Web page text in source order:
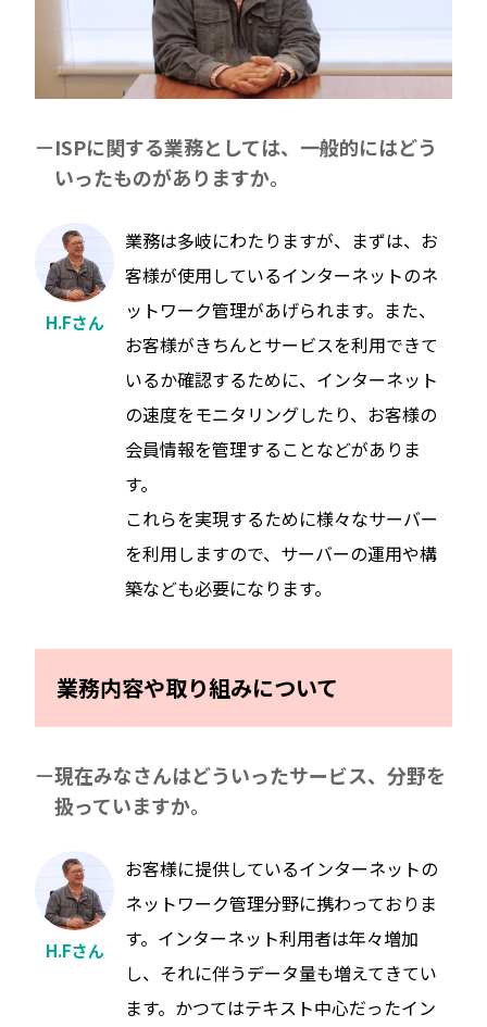
ISPに関する業務としては、一般的にはどう
いったものがありますか。
H.Fさん
業務は多岐にわたりますが、まずは、お
客様が使用しているインターネットのネ
ットワーク管理があげられます。また、
お客様がきちんとサービスを利用できて
いるか確認するために、インターネット
の速度をモニタリングしたり、お客様の
会員情報を管理することなどがありま
す。
これらを実現するために様々なサーバー
を利用しますので、サーバーの運用や構
築なども必要になります。
業務内容や取り組みについて
現在みなさんはどういったサービス、分野を
扱っていますか。
H.Fさん
お客様に提供しているインターネットの
ネットワーク管理分野に携わっておりま
す。インターネット利用者は年々増加
し、それに伴うデータ量も増えてきてい
ます。かつてはテキスト中心だったイン